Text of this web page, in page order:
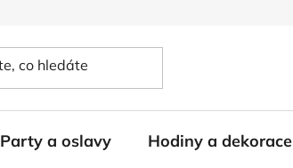
Party a oslavy Hodiny a dekorace